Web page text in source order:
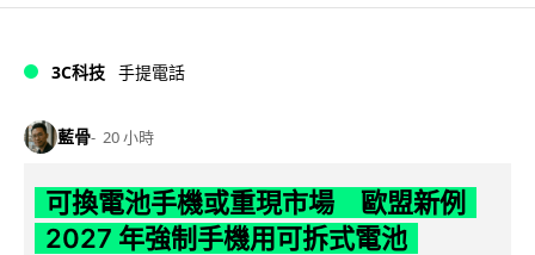
3C科技 手提電話
藍骨 20 小時
可換電池手機或重現市場 歐盟新例
2027 年強制手機用可拆式電池